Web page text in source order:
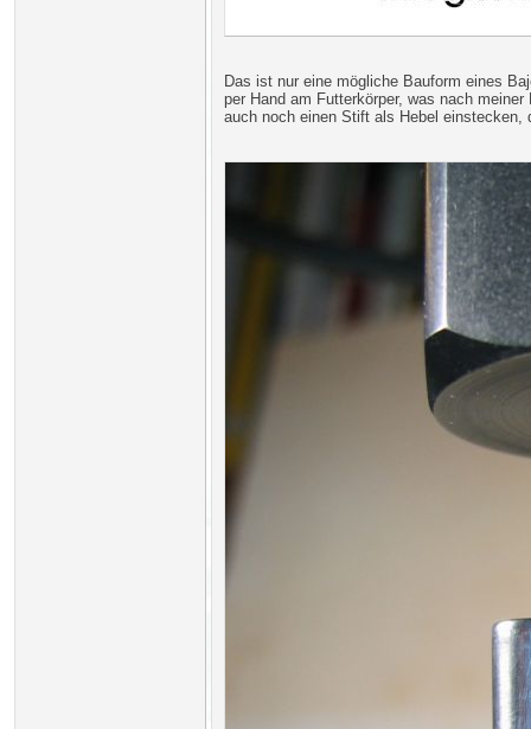
Das ist nur eine mögliche Bauform eines
per Hand am Futterkörper, was nach
auch noch einen Stift als Hebel einstecken,